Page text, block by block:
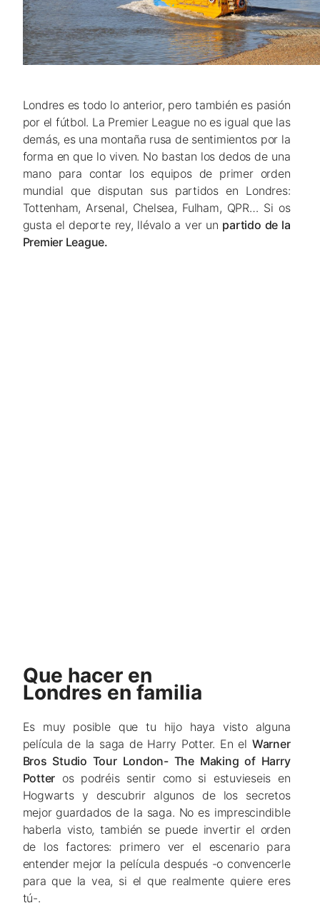
Londres es todo lo anterior, pero también es pasión
por el fútbol. La Premier League no es igual que las
demás, es una montaña rusa de sentimientos por la
forma en que lo viven. No bastan los dedos de una
mano para contar los equipos de primer orden
mundial que disputan sus partidos en Londres:
Tottenham, Arsenal, Chelsea, Fulham, QPR… Si os
gusta el deporte rey, llévalo a ver un partido de la
Premier League.
Que hacer en
Londres en familia
Es muy posible que tu hijo haya visto alguna
película de la saga de Harry Potter. En el Warner
Bros Studio Tour London- The Making of Harry
Potter os podréis sentir como si estuvieseis en
Hogwarts y descubrir algunos de los secretos
mejor guardados de la saga. No es imprescindible
haberla visto, también se puede invertir el orden
de los factores: primero ver el escenario para
entender mejor la película después -o convencerle
para que la vea, si el que realmente quiere eres
tú-.